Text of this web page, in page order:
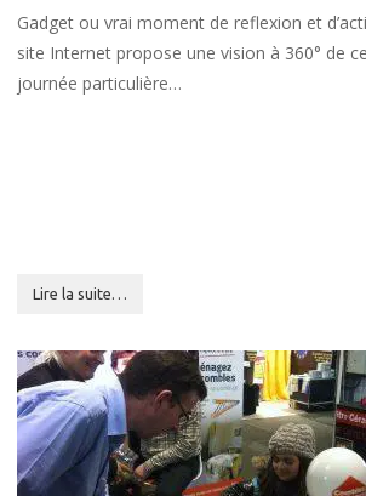
Gadget ou vrai moment de reflexion et
site Internet propose une vision à 360° de
journée particulière…
Lire la suite…